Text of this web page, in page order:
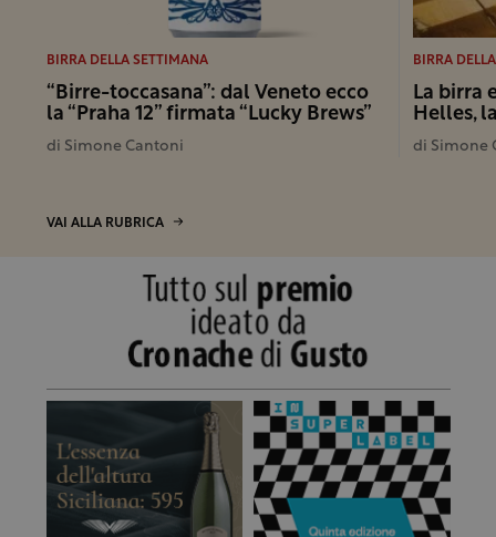
BIRRA DELLA SETTIMANA
“Birre-toccasana”: dal Veneto ecco
la “Praha 12” firmata “Lucky Brews”
di Simone Cantoni
BIRRA
La birra
Helles,
di Simone
VAI ALLA RUBRICA